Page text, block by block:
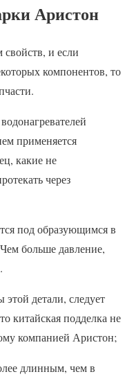
Аристон
и если
компонентов, то
применяется
какие не
через
под образующимся в
больше давление,
детали, следует
китайская подделка не
компанией Аристон;
длинным, чем в